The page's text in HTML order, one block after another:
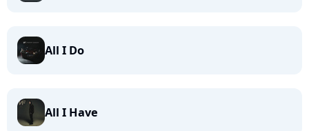
All I Do
All I Have